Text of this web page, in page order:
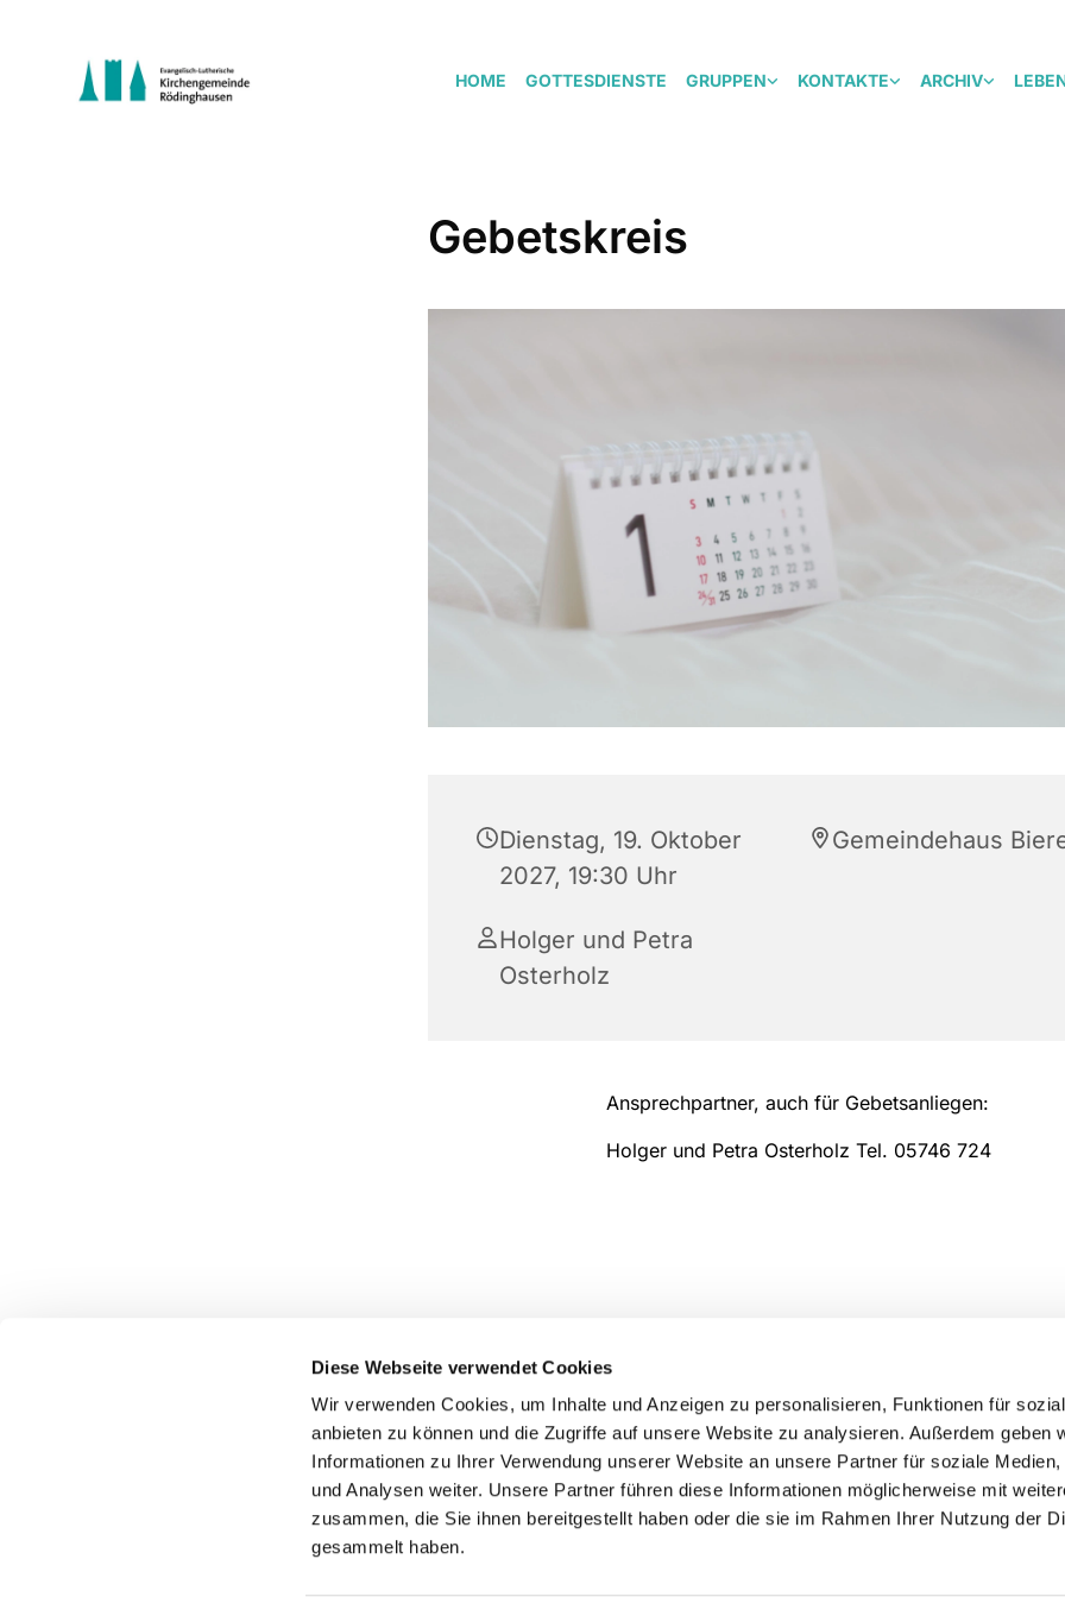
Diese Webseite verwendet Cookies
Wir verwenden Cookies, um Inhalte und Anzeigen zu personalisieren, Funktionen für
anbieten zu können und die Zugriffe auf unsere Website zu analysieren. Außerdem geben
Informationen zu Ihrer Verwendung unserer Website an unsere Partner für soziale Medien,
und Analysen weiter. Unsere Partner führen diese Informationen möglicherweise mit
zusammen, die Sie ihnen bereitgestellt haben oder die sie im Rahmen Ihrer Nutzung der
gesammelt haben.
HOME GOTTESDIENSTE GRUPPEN KONTAKTE ARCHIV
Gebetskreis
Dienstag, 19. Oktober
2027, 19:30 Uhr
Gemeindehaus
Holger und Petra
Osterholz
Ansprechpartner, auch für Gebetsanliegen:
Holger und Petra Osterholz Tel. 05746 724